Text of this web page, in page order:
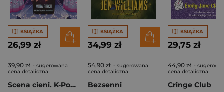
KSIĄŻKA
26,99 zł
39,90 zł - sugerowana
cena detaliczna
Scena cieni. K-Pop Academy. Tom 1
KSIĄŻKA
34,99 zł
54,90 zł - sugerowana
cena detaliczna
Bezsenni
KSIĄŻKA
29,75 zł
44,90 zł -
cena detaliczna
Cringe Club